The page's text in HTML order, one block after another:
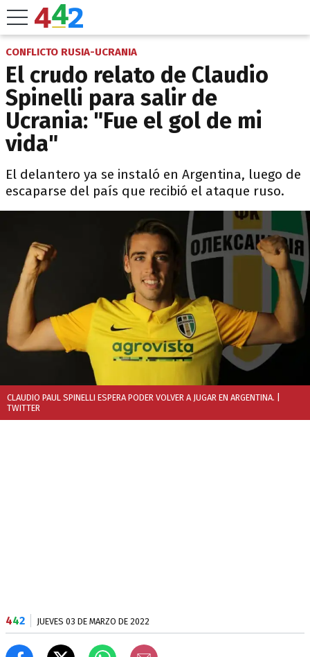
CONFLICTO RUSIA-UCRANIA
El crudo relato de Claudio
Spinelli para salir de
Ucrania: "Fue el gol de mi
vida"
El delantero ya se instaló en Argentina, luego de
escaparse del país que recibió el ataque ruso.
CLAUDIO PAUL SPINELLI ESPERA PODER VOLVER A JUGAR EN ARGENTINA.
TWITTER
442 JUEVES 03 DE MARZO DE 2022